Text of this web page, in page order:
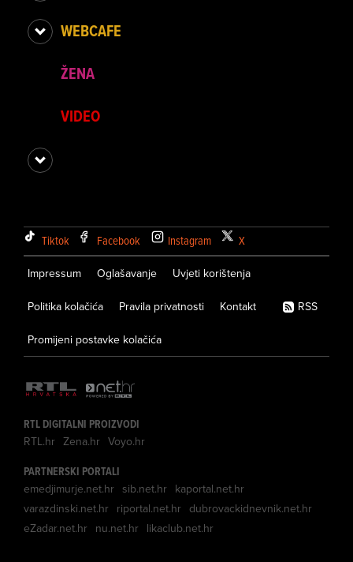
WEBCAFE
ŽENA
VIDEO
Tiktok Facebook Instagram X
Impressum Oglašavanje Uvjeti korištenja
Politika kolačića Pravila privatnosti Kontakt
Promijeni postavke kolačića
RSS
RTL DIGITALNI PROIZVODI
RTL.hr Zena.hr Voyo.hr
PARTNERSKI PORTALI
emedjimurje.net.hr sib.net.hr kaportal.net.hr
varazdinski.net.hr riportal.net.hr dubrovackidnevnik.net.hr
eZadar.net.hr nu.net.hr likaclub.net.hr